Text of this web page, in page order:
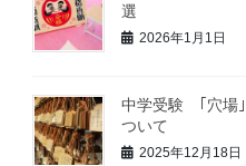
選
2026年1月1日
中学受験 ｢穴場｣
ついて
2025年12月18日